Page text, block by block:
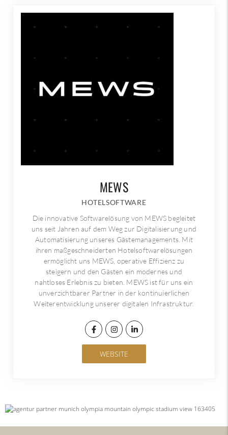
MEWS
HOTELSOFTWARE
Die innovative Softwarelösung von MEWS begleitet
uns seit Jahren auf dem Weg zur Digitalisierung und
Automatisierung unseres Gästemanagements. Mit
ihren maßgeschneiderten Hotelsoftwarelösungen
ermöglicht uns MEWS, operative Effizienz zu
steigern und den Gästen ein modernes und
nahtloses Erlebnis zu bieten. MEWS ist für uns ein
unverzichtbarer Partner in der kontinuierlichen
Weiterentwicklung unserer digitalen Infrastruktur.
WEBSITE